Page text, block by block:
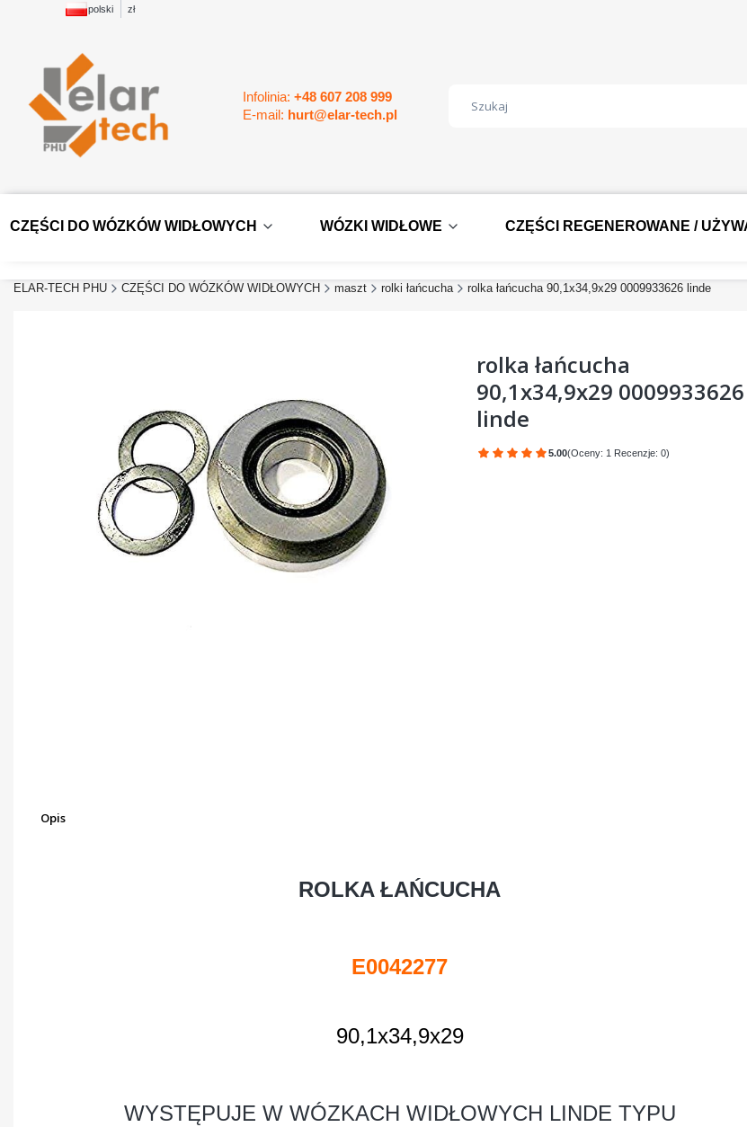
polski zł
Infolinia: +48 607 208 999
E-mail: hurt@elar-tech.pl
CZĘŚCI DO WÓZKÓW WIDŁOWYCH WÓZKI WIDŁOWE CZĘŚCI REGENEROWANE /
ELAR-TECH PHU CZĘŚCI DO WÓZKÓW WIDŁOWYCH maszt rolki łańcucha rolka łańcucha 90,1x34,9x29 0009933626 linde
rolka łańcucha
90,1x34,9x29 0009933626
linde
5.00(Oceny: 1 Recenzje: 0)
Przejdź do sekcji Opinie
Opis
ROLKA ŁAŃCUCHA
E0042277
90,1x34,9x29
WYSTĘPUJE W WÓZKACH WIDŁOWYCH LINDE TYPU